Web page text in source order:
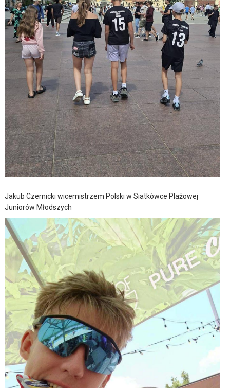
Jakub Czernicki wicemistrzem Polski w Siatkówce Plażowej
Juniorów Młodszych